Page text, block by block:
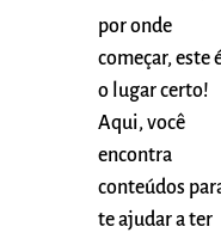
por onde
começar, este
o lugar certo!
Aqui, você
encontra
conteúdos
te ajudar a ter